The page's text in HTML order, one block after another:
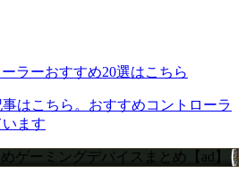
ーラーおすすめ20選はこちら
はこちら。おすすめコントローラ
ます
ゲーミングデバイスまとめ【ad】